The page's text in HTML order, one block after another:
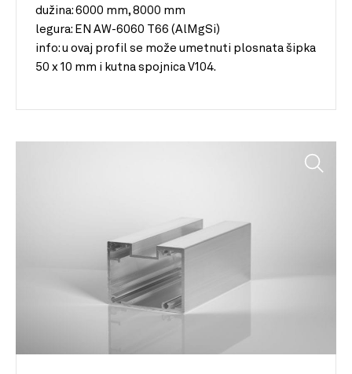
dužina: 6000 mm, 8000 mm
legura: EN AW-6060 T66 (AlMgSi)
info: u ovaj profil se može umetnuti plosnata šipka
50 x 10 mm i kutna spojnica V104.